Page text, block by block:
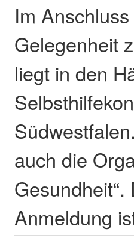
Im
Gelegenheit
liegt in den
auch die
Anmeldung